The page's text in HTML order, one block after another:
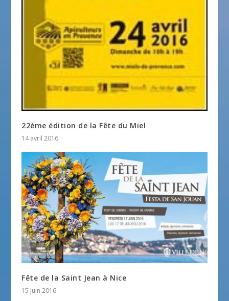
22ème édition de la Fête du Miel
14 avril 2016
Fête de la Saint Jean à Nice
15 juin 2016